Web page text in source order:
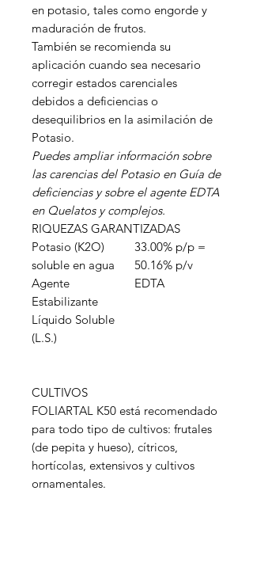
en potasio, tales como engorde y
maduración de frutos.
También se recomienda su
aplicación cuando sea necesario
corregir estados carenciales
debidos a deficiencias o
desequilibrios en la asimilación de
Potasio.
Puedes ampliar información sobre
las carencias del Potasio en Guía de
deficiencias y sobre el agente EDTA
en Quelatos y complejos.
RIQUEZAS GARANTIZADAS
Potasio (K2O)
soluble en agua
33.00% p/p =
50.16% p/v
Agente
Estabilizante
EDTA
Líquido Soluble
(L.S.)
CULTIVOS
FOLIARTAL K50 está recomendado
para todo tipo de cultivos: frutales
(de pepita y hueso), cítricos,
hortícolas, extensivos y cultivos
ornamentales.